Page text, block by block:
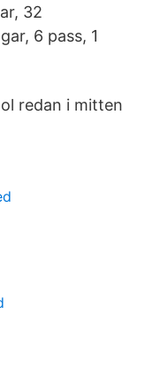
32
6 pass, 1
redan i mitten